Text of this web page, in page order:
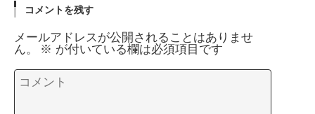
コメントを残す
メールアドレスが公開されることはありませ
ん。
※ が付いている欄は必須項目です